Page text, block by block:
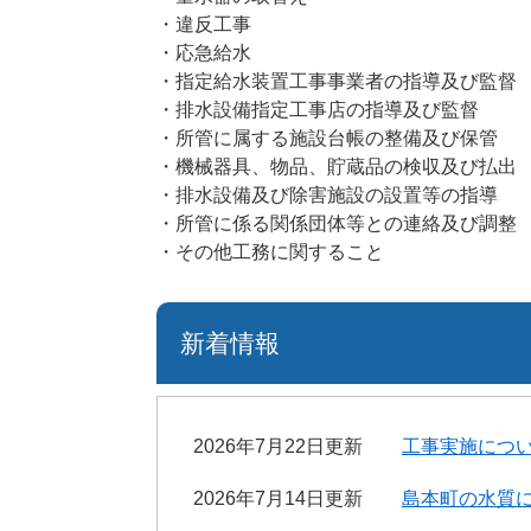
・違反工事
・応急給水
・指定給水装置工事事業者の指導及び監督
・排水設備指定工事店の指導及び監督
・所管に属する施設台帳の整備及び保管
・機械器具、物品、貯蔵品の検収及び払出
・排水設備及び除害施設の設置等の指導
・所管に係る関係団体等との連絡及び調整
・その他工務に関すること
新着情報
2026年7月22日更新 工事実施につ
2026年7月14日更新 島本町の水質